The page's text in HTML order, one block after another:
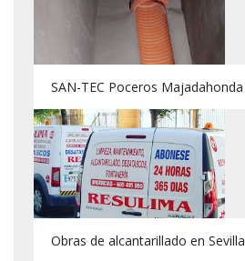
SAN-TEC Poceros Majadahonda
Obras de alcantarillado en Sevilla